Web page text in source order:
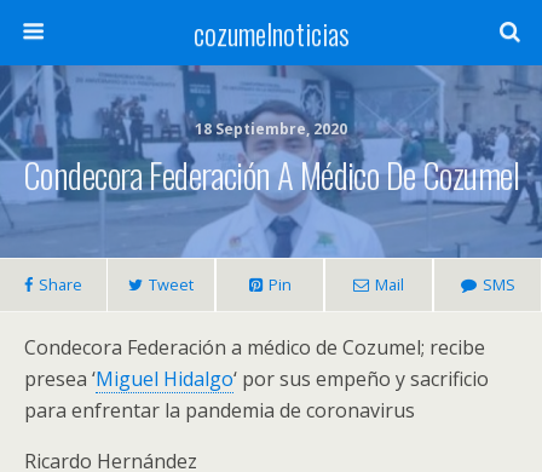
cozumelnoticias
18 Septiembre, 2020
Condecora Federación A Médico De Cozumel
Share Tweet Pin Mail SMS
Condecora Federación a médico de Cozumel; recibe
presea ‘Miguel Hidalgo‘ por sus empeño y sacrificio
para enfrentar la pandemia de coronavirus
Ricardo Hernández